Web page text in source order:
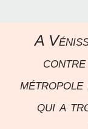
A
qui a